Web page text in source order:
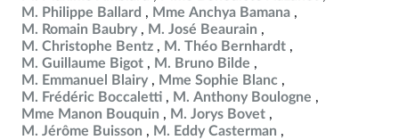
M. Philippe Ballard
Mme Anchya Bamana
M. Romain Baubry
M. José Beaurain
M. Christophe Bentz
M. Théo Bernhardt
M. Guillaume Bigot
M. Bruno Bilde
M. Emmanuel Blairy
Mme Sophie Blanc
M. Frédéric Boccaletti
M. Anthony Boulogne
Mme Manon Bouquin
M. Jorys Bovet
M. Jérôme Buisson
M. Eddy Casterman